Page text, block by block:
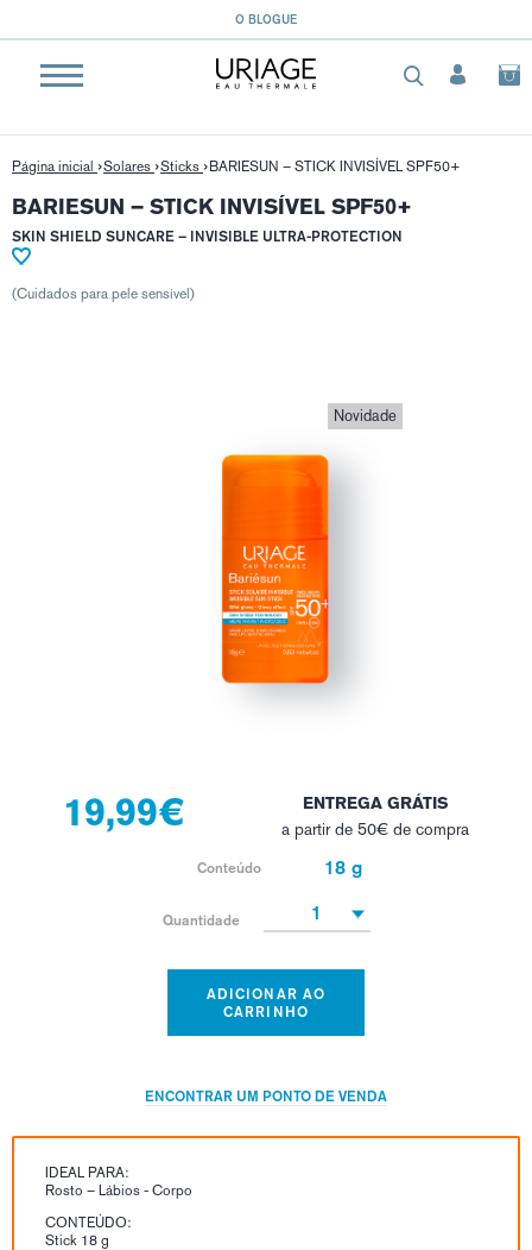
O BLOGUE
Página inicial Solares Sticks BARIESUN – STICK INVISÍVEL SPF50+
BARIESUN – STICK INVISÍVEL SPF50+
SKIN SHIELD SUNCARE – INVISIBLE ULTRA-PROTECTION
(Cuidados para pele sensível)
Novidade
19,99€
ENTREGA GRÁTIS
a partir de 50€ de compra
Conteúdo 18 g
Quantidade 1
ADICIONAR AO
CARRINHO
ENCONTRAR UM PONTO DE VENDA
IDEAL PARA:
Rosto – Lábios - Corpo
CONTEÚDO:
Stick 18 g